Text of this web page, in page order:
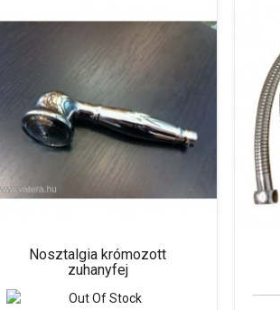
Nosztalgia krómozott
zuhanyfej